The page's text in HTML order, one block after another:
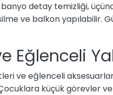
detay temizliği,
ve balkon yapılabilir.
Eğlenceli
ve eğlenceli
küçük görevler